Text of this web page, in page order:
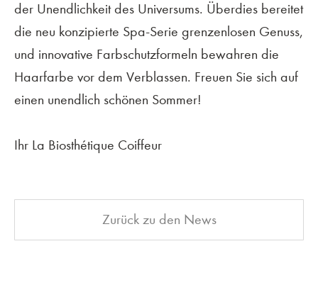
der Unendlichkeit des Universums. Überdies bereitet
die neu konzipierte Spa-Serie grenzenlosen Genuss,
und innovative Farbschutzformeln bewahren die
Haarfarbe vor dem Verblassen. Freuen Sie sich auf
einen unendlich schönen Sommer!
Ihr La Biosthétique Coiffeur
Zurück zu den News